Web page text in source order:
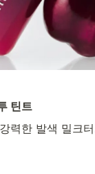
틴트
력한 발색 밀크